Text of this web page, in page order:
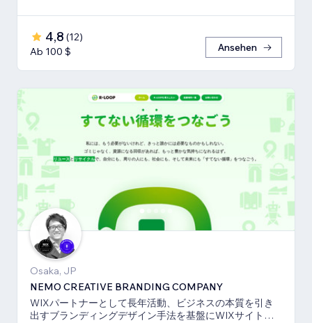
4,8 (12)
Ab 100 $
Ansehen
Osaka, JP
NEMO CREATIVE BRANDING COMPANY
WIXパートナーとして長年活動、ビジネスの本質を引き
出すブランディングデザイン手法を基盤にWIXサイト・